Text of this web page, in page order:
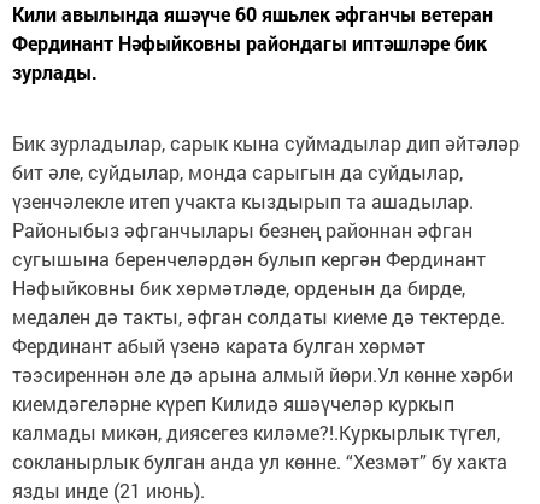
Кили авылында яшәүче 60 яшьлек әфганчы ветеран
Фердинант Нәфыйковны райондагы иптәшләре бик
зурлады.
Бик зурладылар, сарык кына суймадылар дип әйтәләр
бит әле, суйдылар, монда сарыгын да суйдылар,
үзенчәлекле итеп учакта кыздырып та ашадылар.
Районыбыз әфганчылары безнең районнан әфган
сугышына беренчеләрдән булып кергән Фердинант
Нәфыйковны бик хөрмәтләде, орденын да бирде,
медален дә такты, әфган солдаты киеме дә тектерде.
Фердинант абый үзенә карата булган хөрмәт
тәэсиреннән әле дә арына алмый йөри.Ул көнне хәрби
киемдәгеләрне күреп Килидә яшәүчеләр куркып
калмады микән, диясегез киләме?!.Куркырлык түгел,
сокланырлык булган анда ул көнне. “Хезмәт” бу хакта
язды инде (21 июнь).